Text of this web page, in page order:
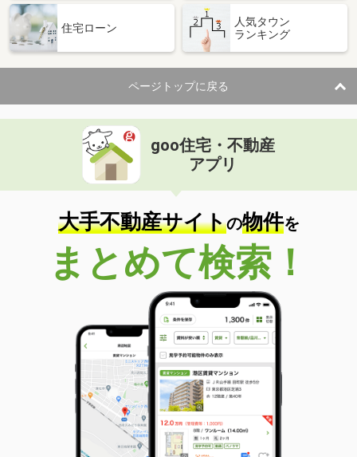
住宅ローン
人気タウン
ランキング
ページトップに戻る
goo住宅・不動産
アプリ
大手不動産サイトの物件を
まとめて検索！